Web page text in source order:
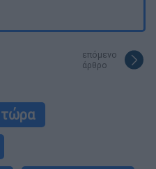
επόμενο
άρθρο
τώρα